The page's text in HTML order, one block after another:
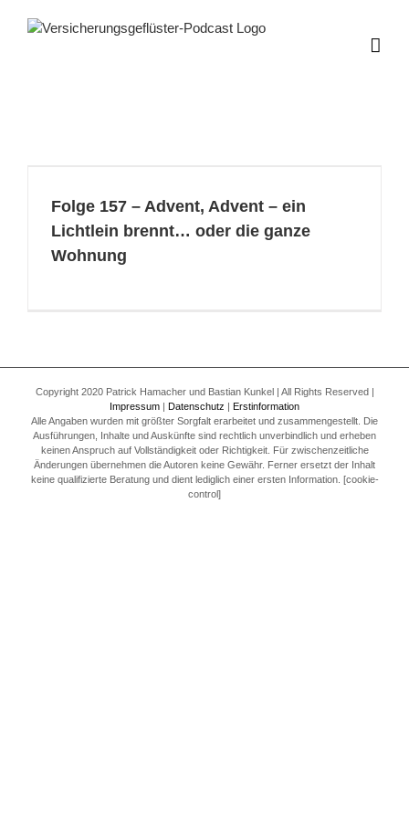
Inhalt
Folge 157 – Advent, Advent – ein
Lichtlein brennt… oder die ganze
Wohnung
Copyright 2020 Patrick Hamacher und Bastian Kunkel | All Rights Reserved |
Impressum | Datenschutz | Erstinformation
Alle Angaben wurden mit größter Sorgfalt erarbeitet und zusammengestellt. Die
Ausführungen, Inhalte und Auskünfte sind rechtlich unverbindlich und erheben
keinen Anspruch auf Vollständigkeit oder Richtigkeit. Für zwischenzeitliche
Änderungen übernehmen die Autoren keine Gewähr. Ferner ersetzt der Inhalt
keine qualifizierte Beratung und dient lediglich einer ersten Information. [cookie-
control]